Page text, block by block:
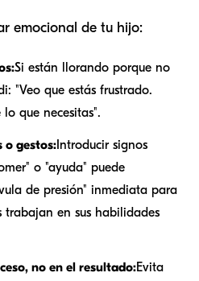
emocional de tu hijo:
Si están llorando porque no
"Veo que estás frustrado.
lo que necesitas".
o gestos: Introducir signos
o "ayuda" puede
de presión" inmediata para
trabajan en sus habilidades
no en el resultado:Evita